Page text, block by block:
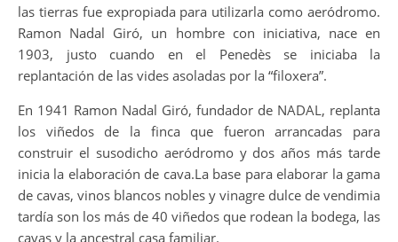
las tierras fue expropiada para utilizarla como aeródromo.
Ramon Nadal Giró, un hombre con iniciativa, nace en
1903, justo cuando en el Penedès se iniciaba la
replantación de las vides asoladas por la “filoxera”.
En 1941 Ramon Nadal Giró, fundador de NADAL, replanta
los viñedos de la finca que fueron arrancadas para
construir el susodicho aeródromo y dos años más tarde
inicia la elaboración de cava.La base para elaborar la gama
de cavas, vinos blancos nobles y vinagre dulce de vendimia
tardía son los más de 40 viñedos que rodean la bodega, las
cavas y la ancestral casa familiar.